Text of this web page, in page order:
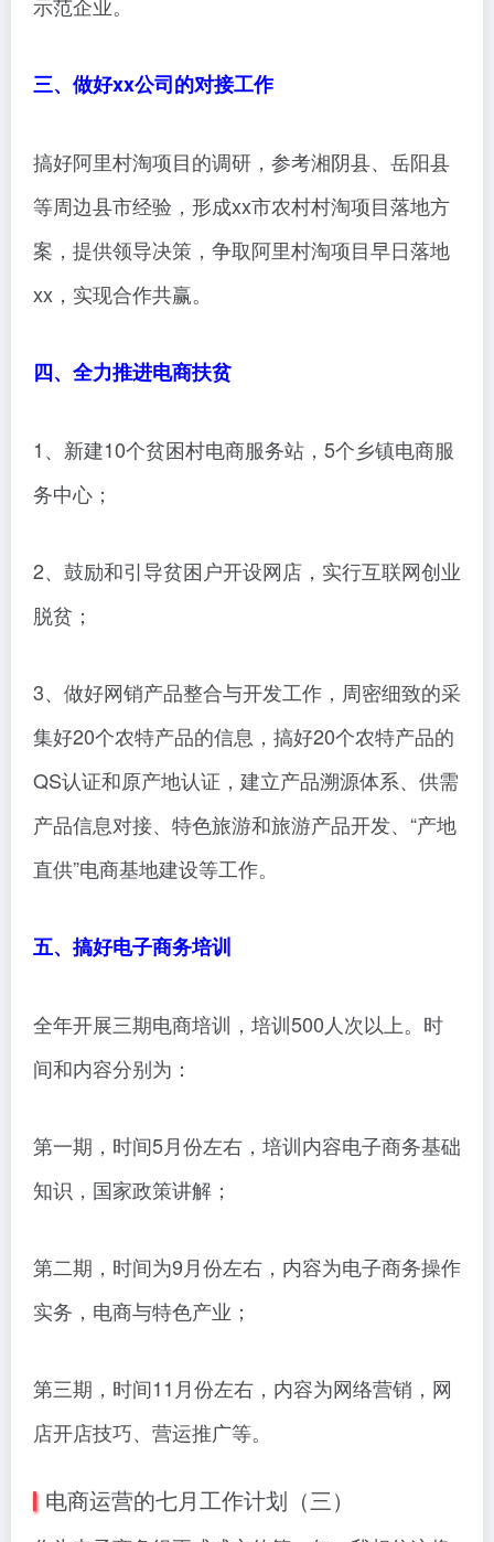
示范企业。
三、做好xx公司的对接工作
搞好阿里村淘项目的调研，参考湘阴县、岳阳县
等周边县市经验，形成xx市农村村淘项目落地方
案，提供领导决策，争取阿里村淘项目早日落地
xx，实现合作共赢。
四、全力推进电商扶贫
1、新建10个贫困村电商服务站，5个乡镇电商服
务中心；
2、鼓励和引导贫困户开设网店，实行互联网创业
脱贫；
3、做好网销产品整合与开发工作，周密细致的采
集好20个农特产品的信息，搞好20个农特产品的
QS认证和原产地认证，建立产品溯源体系、供需
产品信息对接、特色旅游和旅游产品开发、“产地
直供”电商基地建设等工作。
五、搞好电子商务培训
全年开展三期电商培训，培训500人次以上。时
间和内容分别为：
第一期，时间5月份左右，培训内容电子商务基础
知识，国家政策讲解；
第二期，时间为9月份左右，内容为电子商务操作
实务，电商与特色产业；
第三期，时间11月份左右，内容为网络营销，网
店开店技巧、营运推广等。
电商运营的七月工作计划（三）